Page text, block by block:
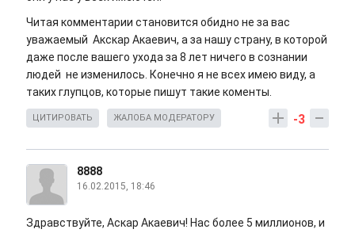
Читая комментарии становится обидно не за вас
уважаемый Акскар Акаевич, а за нашу страну, в которой
даже после вашего ухода за 8 лет ничего в сознании
людей не изменилось. Конечно я не всех имею виду, а
таких глупцов, которые пишут такие коменты.
-3
ЦИТИРОВАТЬ ЖАЛОБА МОДЕРАТОРУ
8888
16.02.2015, 18:46
Здравствуйте, Аскар Акаевич! Нас более 5 миллионов, и